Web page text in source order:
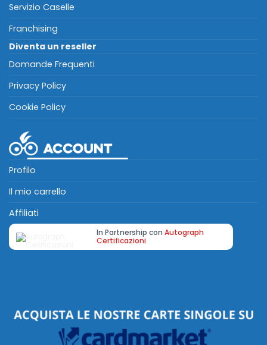
Servizio Caselle
Franchising
Diventa un reseller
Domande Frequenti
Privacy Policy
Cookie Policy
Profilo
Il mio carrello
Affiliati
In Partnership con Autograph
Certificazioni